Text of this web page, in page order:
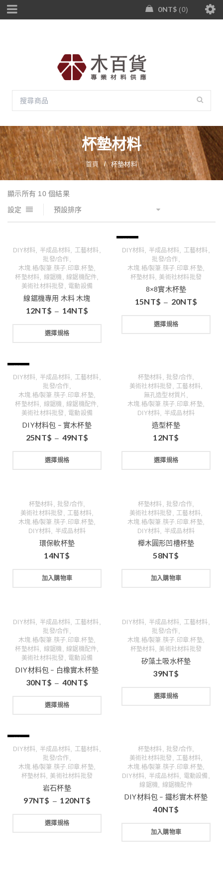
0NT$ 0
杯墊材料
首頁 / 杯墊材料
顯示所有 10 個結果
設定
預設排序
DIY材料 半成品材料 工藝材料
批發/合作
木塊.樁/製筆.筷子.印章.杯墊,
杯墊材料 線鋸機 ,線鋸機配件
美術社材料批發 電動設備
線鋸機專用 木料 木塊
12NT$ – 14NT$
選擇規格
DIY材料 半成品材料 工藝材料
批發/合作
木塊.樁/製筆.筷子.印章.杯墊,
杯墊材料, 美術社材料批發
8×8實木杯墊
15NT$ – 20NT$
選擇規格
DIY材料 半成品材料 工藝材料
批發/合作
木塊.樁/製筆.筷子.印章.杯墊,
杯墊材料 線鋸機 ,線鋸機配件
美術社材料批發 電動設備
DIY材料包 – 實木杯墊
25NT$ – 49NT$
選擇規格
杯墊材料 批發/合作
美術社材料批發 工藝材料
無孔造型材質片
木塊.樁/製筆.筷子.印章.杯墊,
DIY材料 半成品材料
造型杯墊
12NT$
選擇規格
杯墊材料 批發/合作
美術社材料批發 工藝材料
木塊.樁/製筆.筷子.印章.杯墊,
DIY材料 半成品材料
環保軟杯墊
14NT$
加入購物車
杯墊材料 批發/合作
美術社材料批發 工藝材料
木塊.樁/製筆.筷子.印章.杯墊,
DIY材料 半成品材料
櫸木圓形凹槽杯墊
58NT$
加入購物車
DIY材料 半成品材料 工藝材料
批發/合作
木塊.樁/製筆.筷子.印章.杯墊,
杯墊材料 線鋸機 ,線鋸機配件
美術社材料批發 電動設備
DIY材料包 – 白橡實木杯墊
30NT$ – 40NT$
選擇規格
DIY材料 半成品材料 工藝材料
批發/合作
木塊.樁/製筆.筷子.印章.杯墊,
杯墊材料, 美術社材料批發
矽藻土吸水杯墊
39NT$
選擇規格
DIY材料 半成品材料 工藝材料
批發/合作
木塊.樁/製筆.筷子.印章.杯墊,
杯墊材料, 美術社材料批發
岩石杯墊
97NT$ – 120NT$
選擇規格
杯墊材料 批發/合作
美術社材料批發 工藝材料
木塊.樁/製筆.筷子.印章.杯墊,
DIY材料 半成品材料 電動設備
線鋸機 線鋸機配件
DIY材料包 – 鐵杉實木杯墊
40NT$
加入購物車